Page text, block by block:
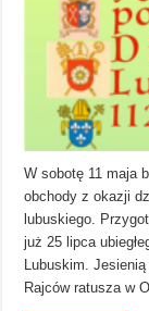
W sobotę 11 maja
obchody z okazji
lubuskiego.
już 25 lipca
Lubuskim.
Rajców ratusza w